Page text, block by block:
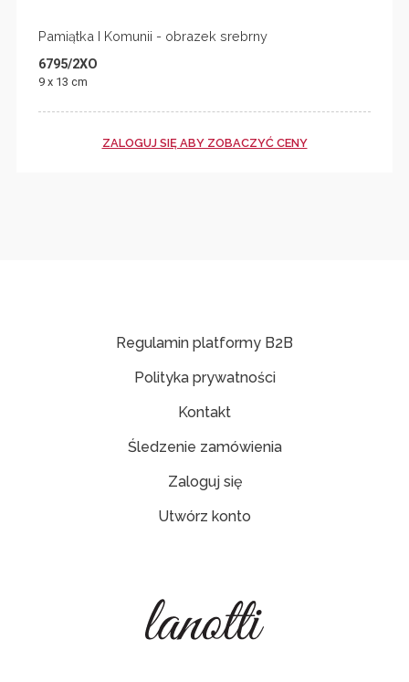
Pamiątka I Komunii - obrazek srebrny
6795/2XO
9 x 13 cm
ZALOGUJ SIĘ ABY ZOBACZYĆ CENY
Regulamin platformy B2B
Polityka prywatności
Kontakt
Śledzenie zamówienia
Zaloguj się
Utwórz konto